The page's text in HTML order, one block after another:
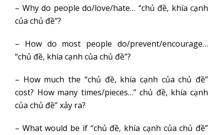
– Why do people do/love/hate… “chủ đề, khía cạnh
của chủ đề”?
– How do most people do/prevent/encourage…
“chủ đề, khía cạnh của chủ đề”?
– How much the “chủ đề, khía cạnh của chủ đề”
cost? How many times/pieces…” chủ đề, khía cạnh
của chủ đề” xảy ra?
– What would be if “chủ đề, khía cạnh của chủ đề”